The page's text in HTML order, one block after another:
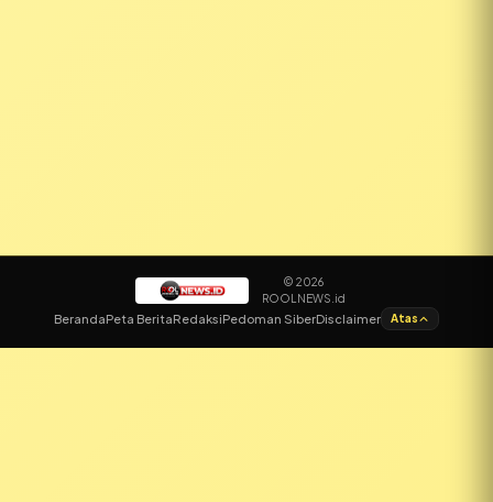
✕
© 2026
ROOLNEWS.id
BerandaPeta BeritaRedaksiPedoman SiberDisclaimer Atas